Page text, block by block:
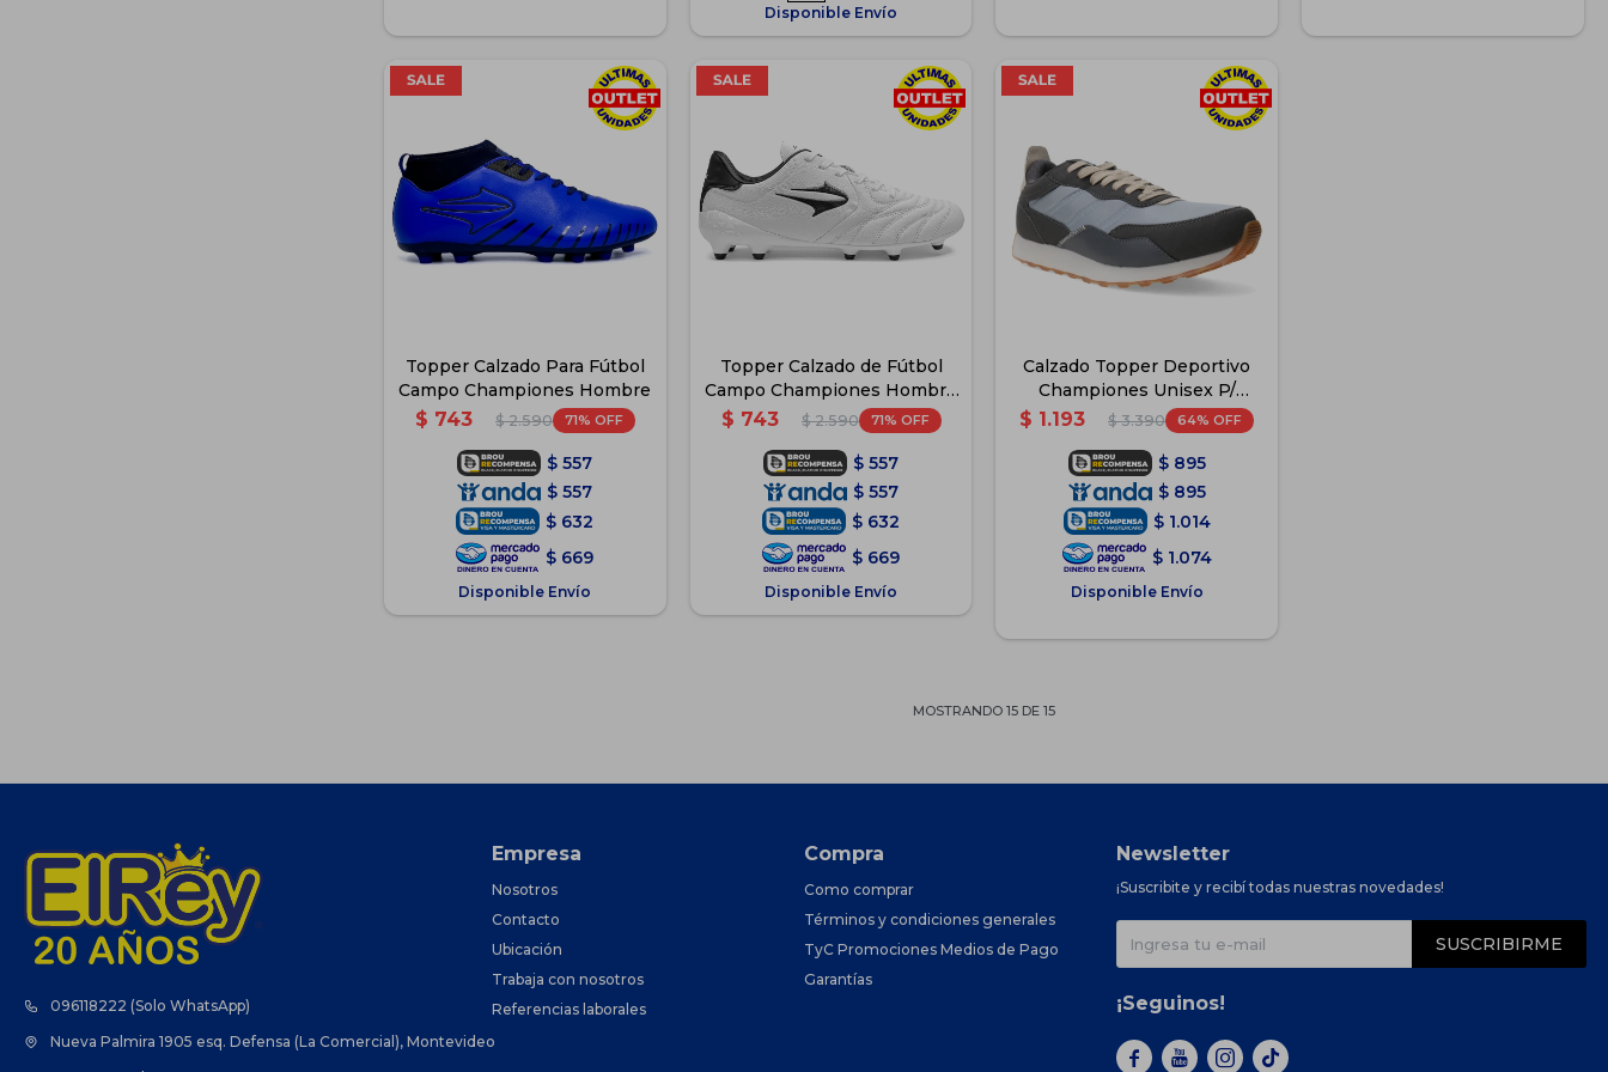
Disponible Envío
Topper Calzado Para Fútbol
Campo Championes Hombre
$ 743 $ 2.590 71
$ 557
$ 557
$ 632
$ 669
Disponible Envío
Topper Calzado de Fútbol
Campo Championes Hombre
- Blanco-SanCiro
$ 743 $ 2.590 71
$ 557
$ 557
$ 632
$ 669
Disponible Envío
Calzado Topper Deportivo
Championes Unisex P/
Adulto - Gris2
$ 1.193 $ 3.390 64
$ 895
$ 895
$ 1.014
$ 1.074
Disponible Envío
MOSTRANDO 15DE 15
096118222 (Solo WhatsApp)
Nueva Palmira 1905 esq. Defensa (La Comercial), Montevideo
Empresa
Nosotros
Contacto
Ubicación
Trabaja con nosotros
Referencias laborales
Compra
Como comprar
Términos y condiciones generales
TyC Promociones Medios de Pago
Garantías
Newsletter
¡Suscribite y recibí todas nuestras novedades!
SUSCRIBIRME
¡Seguinos!
  